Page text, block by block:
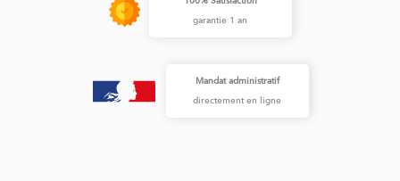
garantie 1 an
Mandat administratif
directement en ligne